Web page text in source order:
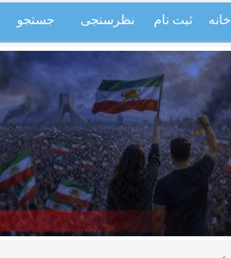
خانه ثبت نام نظرسنجی جستجو